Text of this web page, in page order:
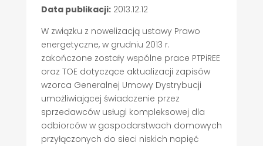
Data publikacji:2013.12.12
W związku z nowelizacją ustawy Prawo
energetyczne, w grudniu 2013 r.
zakończone zostały wspólne prace PTPiREE
oraz TOE dotyczące aktualizacji zapisów
wzorca Generalnej Umowy Dystrybucji
umożliwiającej świadczenie przez
sprzedawców usługi kompleksowej dla
odbiorców w gospodarstwach domowych
przyłączonych do sieci niskich napięć